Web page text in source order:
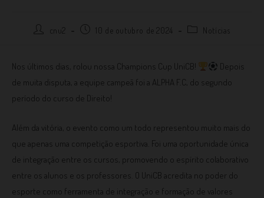
cnu2 10 de outubro de 2024 Notícias
Nos últimos dias, rolou nossa Champions Cup UniCB!
Depois
de muita disputa, a equipe campeã foi a ALPHA F.C, do segundo
período do curso de Direito!
Além da vitória, o evento como um todo representou muito mais do
que apenas uma competição esportiva. Foi uma oportunidade única
de integração entre os cursos, promovendo o espírito colaborativo
entre os alunos e os professores. O UniCB acredita no poder do
esporte como ferramenta de integração e formação de valores